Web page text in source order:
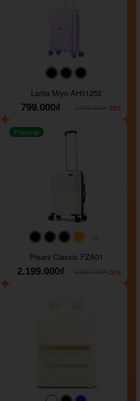
#000000#000000
Larita Miyo AH01252
799.000₫
-33%
#000000#000000#000000
+1
Freeship
Pisani Classic FZA01
2.199.000₫
-26%